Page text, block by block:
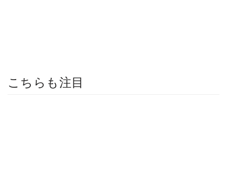
こちらも注目